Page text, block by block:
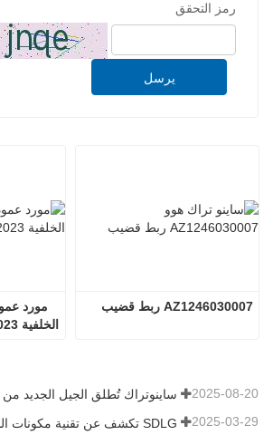
رمز التحقق
يرسل
الخلفية HFF3502023 للشاحنات
AZ1246030007 ربط قضيب
2025-08-20
2025-03-29